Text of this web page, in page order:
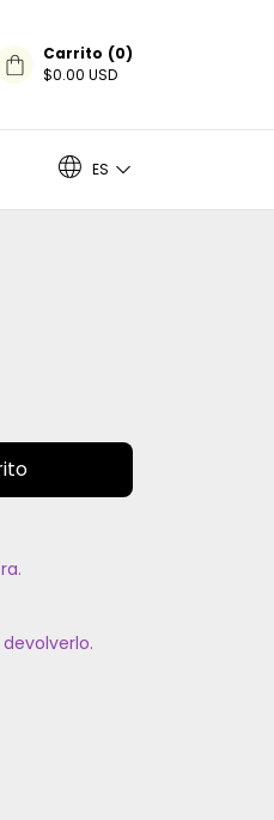
Carrito (0)
$0.00 USD
ES